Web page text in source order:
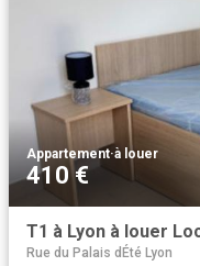
Appartement·à louer
410 €
Rue du Palais dÉté Lyon